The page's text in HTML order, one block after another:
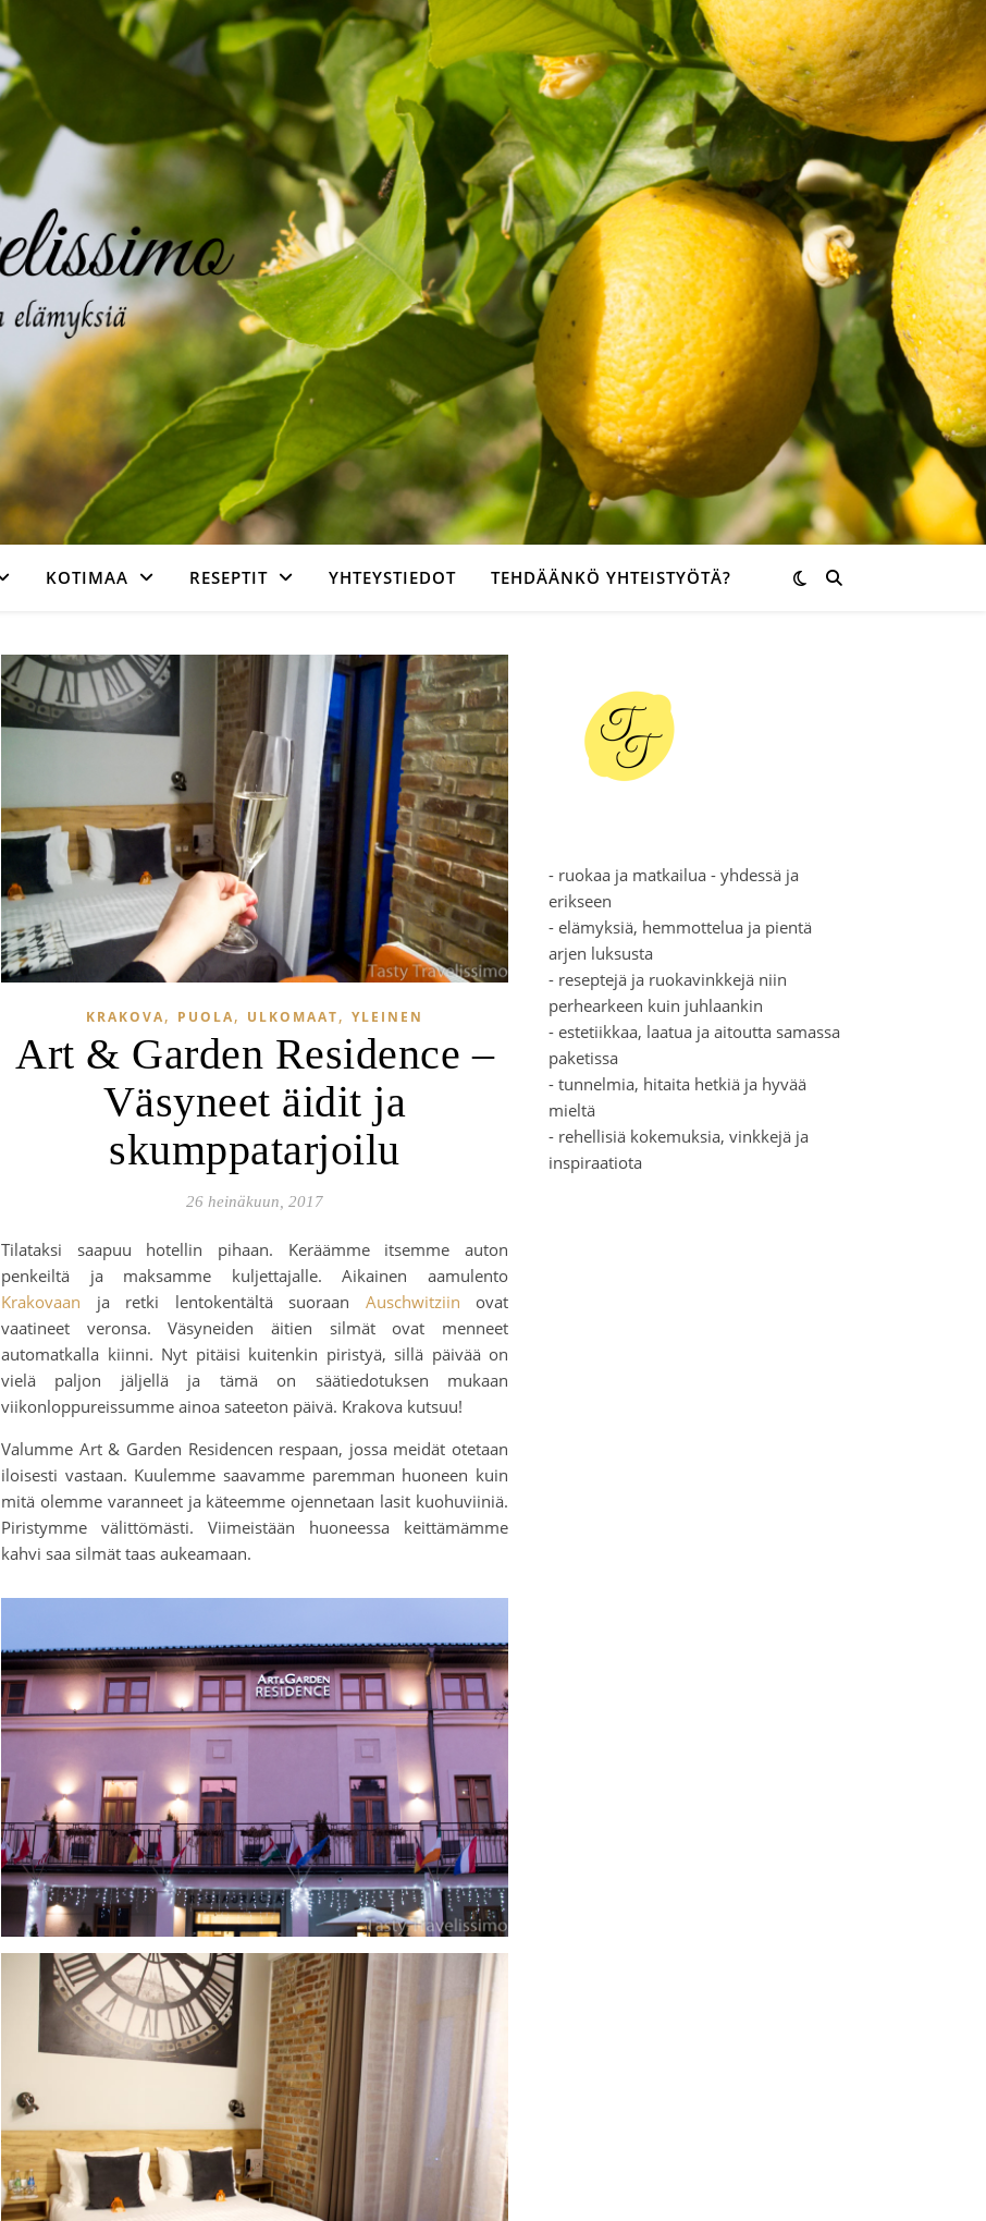
KOTIMAA RESEPTIT YHTEYSTIEDOT TEHDÄÄNKÖ YHTEISTYÖTÄ?
KRAKOVA, PUOLA, ULKOMAAT, YLEINEN
Art & Garden Residence –
Väsyneet äidit ja
skumppatarjoilu
26 heinäkuun, 2017
Tilataksi saapuu hotellin pihaan. Keräämme itsemme auton
penkeiltä ja maksamme kuljettajalle. Aikainen aamulento
Krakovaan ja retki lentokentältä suoraan Auschwitziin ovat
vaatineet veronsa. Väsyneiden äitien silmät ovat menneet
automatkalla kiinni. Nyt pitäisi kuitenkin piristyä, sillä päivää on
vielä paljon jäljellä ja tämä on säätiedotuksen mukaan
viikonloppureissumme ainoa sateeton päivä. Krakova kutsuu!
Valumme Art & Garden Residencen respaan, jossa meidät otetaan
iloisesti vastaan. Kuulemme saavamme paremman huoneen kuin
mitä olemme varanneet ja käteemme ojennetaan lasit kuohuviiniä.
Piristymme välittömästi. Viimeistään huoneessa keittämämme
kahvi saa silmät taas aukeamaan.
- ruokaa ja matkailua - yhdessä ja
erikseen
- elämyksiä, hemmottelua ja pientä
arjen luksusta
- reseptejä ja ruokavinkkejä niin
perhearkeen kuin juhlaankin
- estetiikkaa, laatua ja aitoutta samassa
paketissa
- tunnelmia, hitaita hetkiä ja hyvää
mieltä
- rehellisiä kokemuksia, vinkkejä ja
inspiraatiota